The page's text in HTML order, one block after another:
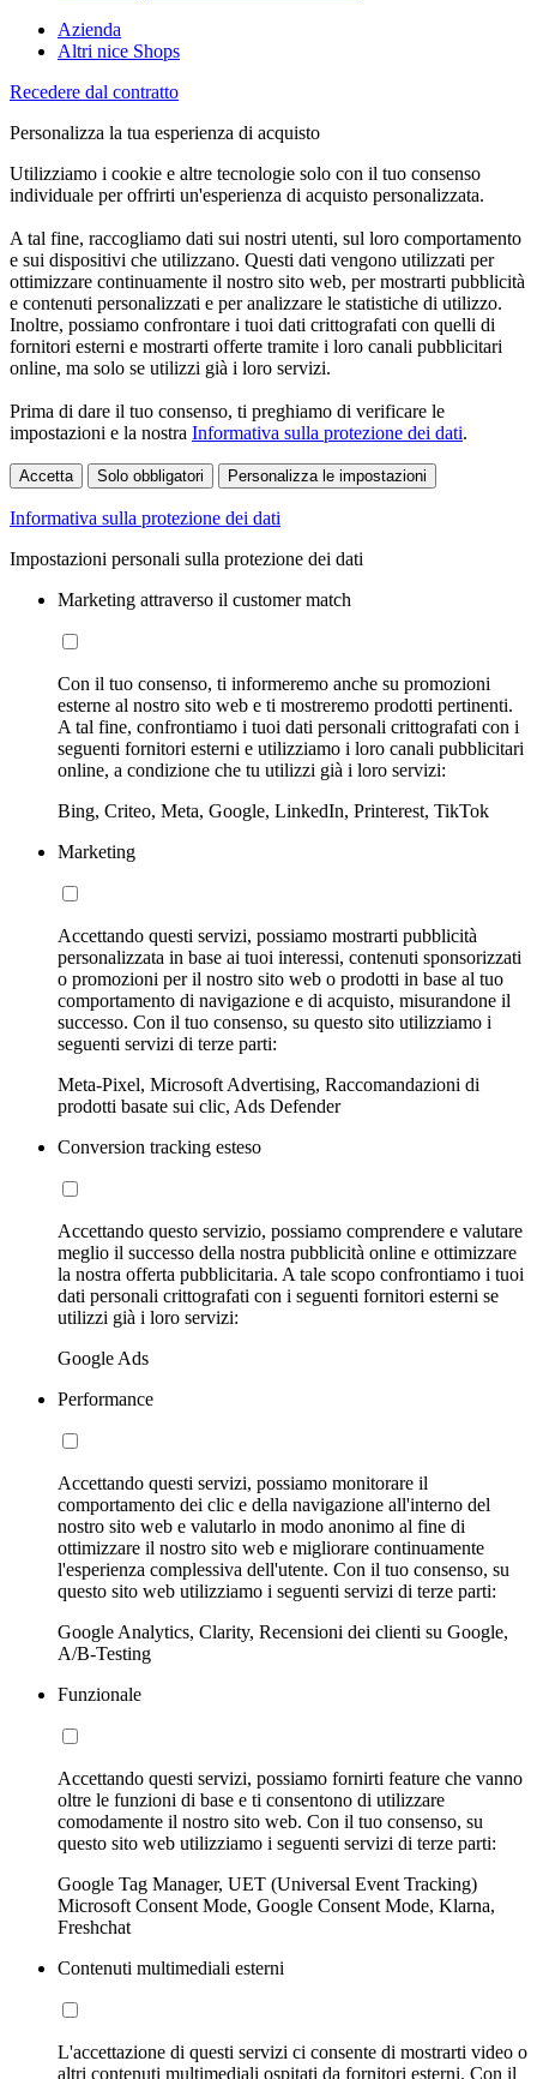
Azienda
Altri nice Shops
Recedere dal contratto
Personalizza la tua esperienza di acquisto
Utilizziamo i cookie e altre tecnologie solo con il tuo consenso
individuale per offrirti un'esperienza di acquisto personalizzata.
A tal fine, raccogliamo dati sui nostri utenti, sul loro comportamento
e sui dispositivi che utilizzano. Questi dati vengono utilizzati per
ottimizzare continuamente il nostro sito web, per mostrarti pubblicità
e contenuti personalizzati e per analizzare le statistiche di utilizzo.
Inoltre, possiamo confrontare i tuoi dati crittografati con quelli di
fornitori esterni e mostrarti offerte tramite i loro canali pubblicitari
online, ma solo se utilizzi già i loro servizi.
Prima di dare il tuo consenso, ti preghiamo di verificare le
impostazioni e la nostra Informativa sulla protezione dei dati.
Accetta Solo obbligatori Personalizza le impostazioni
Informativa sulla protezione dei dati
Impostazioni personali sulla protezione dei dati
Marketing attraverso il customer match
Con il tuo consenso, ti informeremo anche su promozioni
esterne al nostro sito web e ti mostreremo prodotti pertinenti.
A tal fine, confrontiamo i tuoi dati personali crittografati con i
seguenti fornitori esterni e utilizziamo i loro canali pubblicitari
online, a condizione che tu utilizzi già i loro servizi:
Bing, Criteo, Meta, Google, LinkedIn, Printerest, TikTok
Marketing
Accettando questi servizi, possiamo mostrarti pubblicità
personalizzata in base ai tuoi interessi, contenuti sponsorizzati
o promozioni per il nostro sito web o prodotti in base al tuo
comportamento di navigazione e di acquisto, misurandone il
successo. Con il tuo consenso, su questo sito utilizziamo i
seguenti servizi di terze parti:
Meta-Pixel, Microsoft Advertising, Raccomandazioni di
prodotti basate sui clic, Ads Defender
Conversion tracking esteso
Accettando questo servizio, possiamo comprendere e valutare
meglio il successo della nostra pubblicità online e ottimizzare
la nostra offerta pubblicitaria. A tale scopo confrontiamo i tuoi
dati personali crittografati con i seguenti fornitori esterni se
utilizzi già i loro servizi:
Google Ads
Performance
Accettando questi servizi, possiamo monitorare il
comportamento dei clic e della navigazione all'interno del
nostro sito web e valutarlo in modo anonimo al fine di
ottimizzare il nostro sito web e migliorare continuamente
l'esperienza complessiva dell'utente. Con il tuo consenso, su
questo sito web utilizziamo i seguenti servizi di terze parti:
Google Analytics, Clarity, Recensioni dei clienti su Google,
A/B-Testing
Funzionale
Accettando questi servizi, possiamo fornirti feature che vanno
oltre le funzioni di base e ti consentono di utilizzare
comodamente il nostro sito web. Con il tuo consenso, su
questo sito web utilizziamo i seguenti servizi di terze parti:
Google Tag Manager, UET (Universal Event Tracking)
Microsoft Consent Mode, Google Consent Mode, Klarna,
Freshchat
Contenuti multimediali esterni
L'accettazione di questi servizi ci consente di mostrarti video o
altri contenuti multimediali ospitati da fornitori esterni. Con il